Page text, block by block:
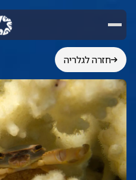
חזרה לגלריה